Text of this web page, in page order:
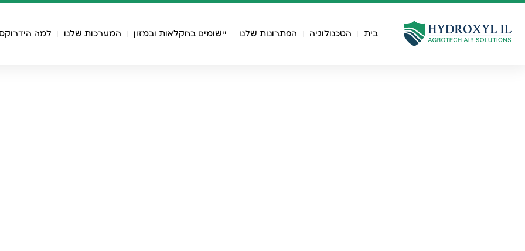
בית הטכנולוגיה הפתרונות שלנו יישומים בחקלאות ובמזון המערכות שלנו למה